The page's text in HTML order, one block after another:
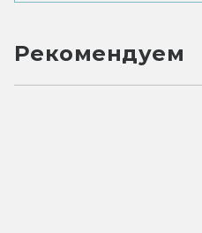
Рекомендуем